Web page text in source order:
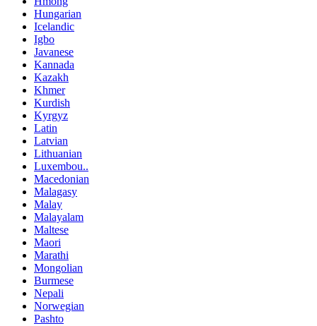
Hungarian
Icelandic
Igbo
Javanese
Kannada
Kazakh
Khmer
Kurdish
Kyrgyz
Latin
Latvian
Lithuanian
Luxembou..
Macedonian
Malagasy
Malay
Malayalam
Maltese
Maori
Marathi
Mongolian
Burmese
Nepali
Norwegian
Pashto